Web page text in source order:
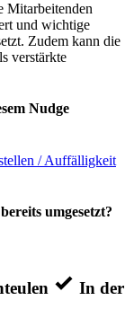
Mitarbeitenden
und wichtige
Zudem kann die
verstärkte
Nudge
/ Auffälligkeit
umgesetzt?
In der